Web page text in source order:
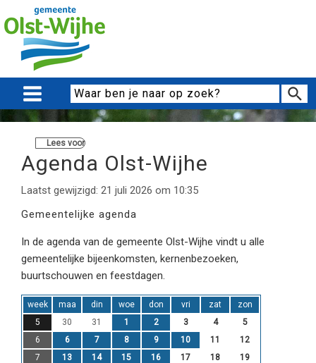
Lees voor
Agenda Olst-Wijhe
Laatst gewijzigd: 21 juli 2026 om 10:35
Gemeentelijke agenda
In de agenda van de gemeente Olst-Wijhe vindt u alle
gemeentelijke bijeenkomsten, kernenbezoeken,
buurtschouwen en feestdagen.
week maa din woe don vri zat
zon
5
30 31 1 2 3 4
5
6
6 7 8 9 10 11
12
7
13 14 15 16 17 18
19